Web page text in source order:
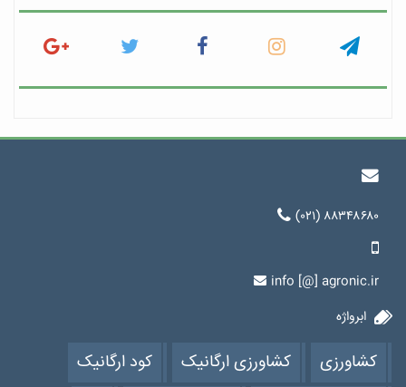
(۰۲۱) ۸۸۳۴۸۶۸۰
info [@] agronic.ir
ابرواژه
کشاورزی کشاورزی ارگانیک کود ارگانیک